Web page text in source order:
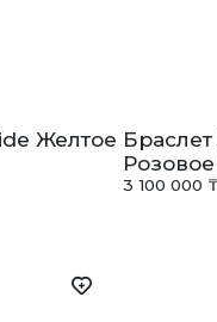
Желтое Браслет
3 100 000 ₸